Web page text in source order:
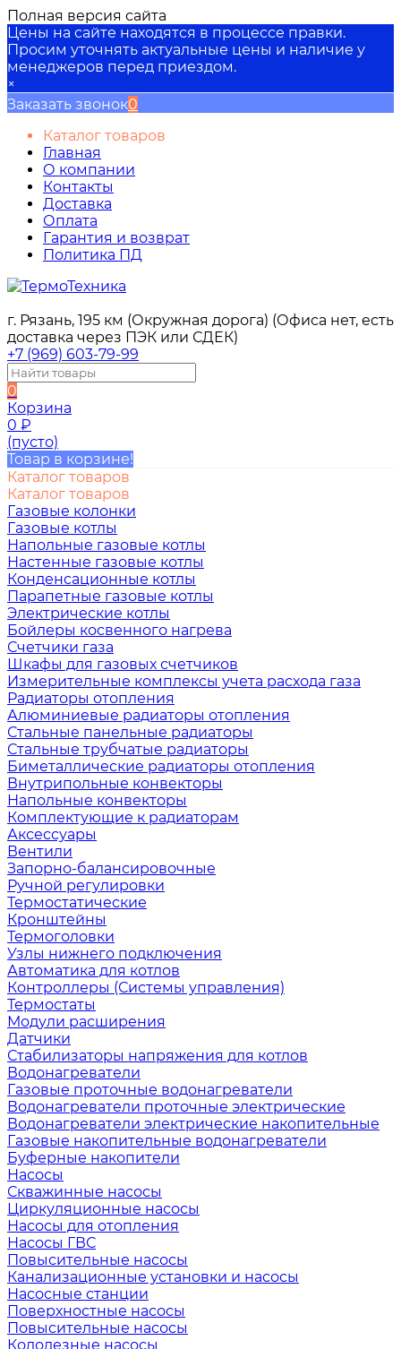
Полная версия сайта
Цены на сайте находятся в процессе правки.
Просим уточнять актуальные цены и наличие у
менеджеров перед приездом.
×
Заказать звонок0
Каталог товаров
Главная
О компании
Контакты
Доставка
Оплата
Гарантия и возврат
Политика ПД
г. Рязань, 195 км (Окружная дорога) (Офиса нет, есть
доставка через ПЭК или СДЕК)
+7 (969) 603-79-99
0
Корзина
0 ₽
(пусто)
Товар в корзине!
Каталог товаров
Каталог товаров
Газовые колонки
Газовые котлы
Напольные газовые котлы
Настенные газовые котлы
Конденсационные котлы
Парапетные газовые котлы
Электрические котлы
Бойлеры косвенного нагрева
Счетчики газа
Шкафы для газовых счетчиков
Измерительные комплексы учета расхода газа
Радиаторы отопления
Алюминиевые радиаторы отопления
Стальные панельные радиаторы
Стальные трубчатые радиаторы
Биметаллические радиаторы отопления
Внутрипольные конвекторы
Напольные конвекторы
Комплектующие к радиаторам
Аксессуары
Вентили
Запорно-балансировочные
Ручной регулировки
Термостатические
Кронштейны
Термоголовки
Узлы нижнего подключения
Автоматика для котлов
Контроллеры (Системы управления)
Термостаты
Модули расширения
Датчики
Стабилизаторы напряжения для котлов
Водонагреватели
Газовые проточные водонагреватели
Водонагреватели проточные электрические
Водонагреватели электрические накопительные
Газовые накопительные водонагреватели
Буферные накопители
Насосы
Скважинные насосы
Циркуляционные насосы
Насосы для отопления
Насосы ГВС
Повысительные насосы
Канализационные установки и насосы
Насосные станции
Поверхностные насосы
Повысительные насосы
Колодезные насосы